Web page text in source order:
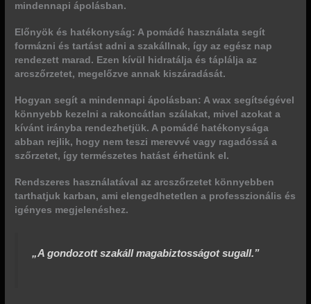
mindennapi ápolásban.
Előnyök és hatékonyság: A pomádé használata segít
formázni és tartást adni a szakállnak, így az egész nap
rendezett marad. Ezen kívül hidratálja és táplálja az
arcszőrzetet, megelőzve annak kiszáradását.
Hogyan segít a mindennapi ápolásban: A wax segítségével
könnyebb kezelni a rakoncátlan szálakat, mivel azokat a
kívánt irányba rendezhetjük. A pomádé hatékonysága
abban rejlik, hogy nem teszi merevvé vagy ragadóssá a
szőrzetet, így természetes hatást érhetünk el.
Rendszeres használatával az arcszőrzetet könnyebben
tarthatjuk karban, ami elengedhetetlen a professzionális és
igényes megjelenéshez.
„A gondozott szakáll magabiztosságot sugall.”